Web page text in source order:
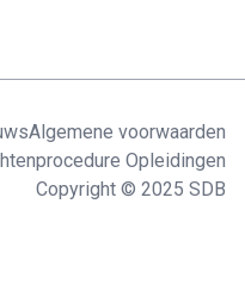
Algemene voorwaarden
Opleidingen
Copyright © 2025 SDB